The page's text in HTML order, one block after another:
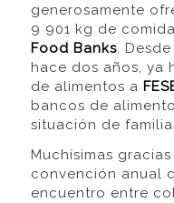
generosamente
9 901 kg de
Food Banks.
hace dos años, ya
de alimentos a
bancos de
situación de
Muchísimas
convención anual
encuentro entre